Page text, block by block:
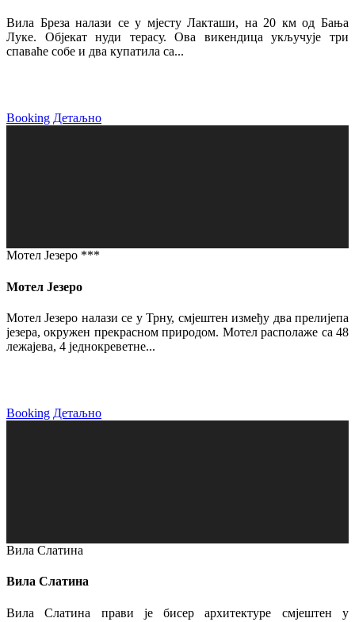
Вила Бреза налази се у мјесту Лакташи, на 20 км од Бања
Луке. Објекат нуди терасу. Ова викендица укључује три
спаваће собе и два купатила са...
Booking Детаљно
Мотел Језеро ***
Мотел Језеро
Мотел Језеро налази се у Трну, смјештен између два прелијепа
језера, окружен прекрасном природом. Мотел располаже са 48
лежајева, 4 једнокреветне...
Booking Детаљно
Вила Слатина
Вила Слатина
Вила Слатина прави је бисер архитектуре смјештен у